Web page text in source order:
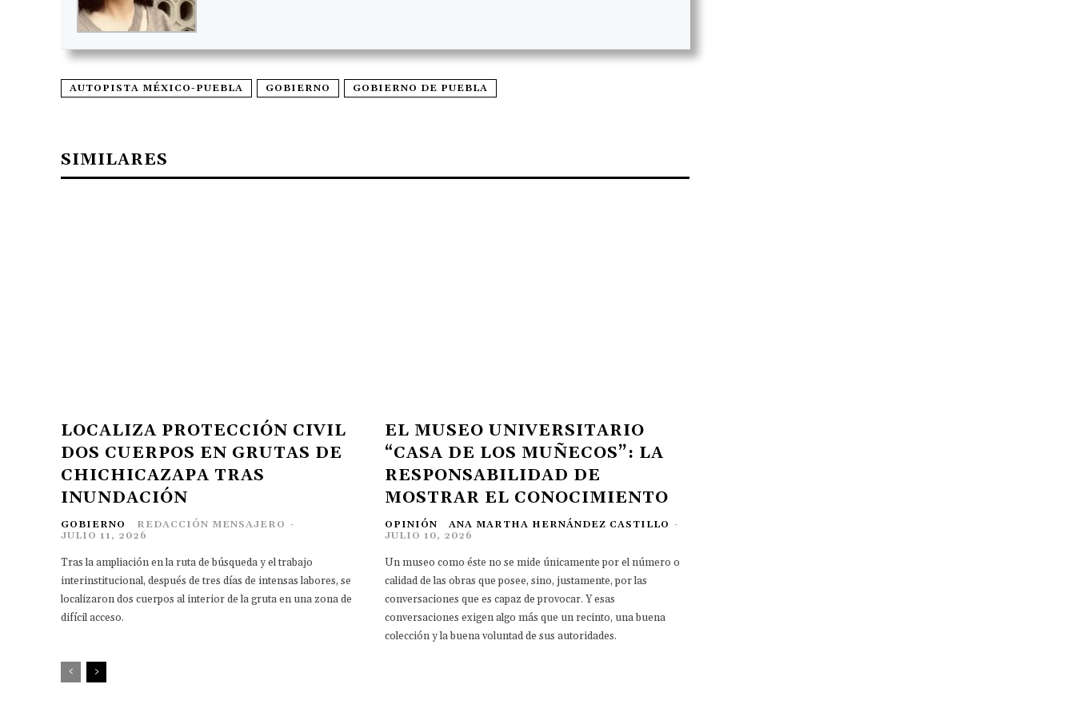
AUTOPISTA MÉXICO-PUEBLA GOBIERNO GOBIERNO DE PUEBLA
SIMILARES
LOCALIZA PROTECCIÓN CIVIL
DOS CUERPOS EN GRUTAS DE
CHICHICAZAPA TRAS
INUNDACIÓN
GOBIERNO REDACCIÓN MENSAJERO -
JULIO 11, 2026
Tras la ampliación en la ruta de búsqueda y el trabajo
interinstitucional, después de tres días de intensas labores, se
localizaron dos cuerpos al interior de la gruta en una zona de
difícil acceso.
EL MUSEO UNIVERSITARIO
“CASA DE LOS MUÑECOS”: LA
RESPONSABILIDAD DE
MOSTRAR EL CONOCIMIENTO
OPINIÓN ANA MARTHA HERNÁNDEZ CASTILLO -
JULIO 10, 2026
Un museo como éste no se mide únicamente por el número o
calidad de las obras que posee, sino, justamente, por las
conversaciones que es capaz de provocar. Y esas
conversaciones exigen algo más que un recinto, una buena
colección y la buena voluntad de sus autoridades.